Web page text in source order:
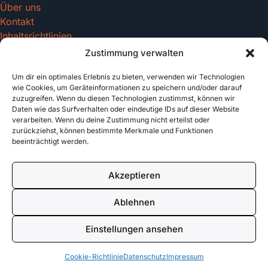
Zustimmung verwalten
Um dir ein optimales Erlebnis zu bieten, verwenden wir Technologien
wie Cookies, um Geräteinformationen zu speichern und/oder darauf
zuzugreifen. Wenn du diesen Technologien zustimmst, können wir
Daten wie das Surfverhalten oder eindeutige IDs auf dieser Website
verarbeiten. Wenn du deine Zustimmung nicht erteilst oder
zurückziehst, können bestimmte Merkmale und Funktionen
beeinträchtigt werden.
Akzeptieren
Ablehnen
Einstellungen ansehen
Cookie-RichtlinieDatenschutzImpressum
Über uns
Kontakt
Inhaltsrichtlinien
Recht & Datenschutz
Impressum
Datenschutz
AGB
Cookies
© 2026 tattoo-vorlagen.com. All rights reserved.
Made with
für Tattoo Enthusiasten